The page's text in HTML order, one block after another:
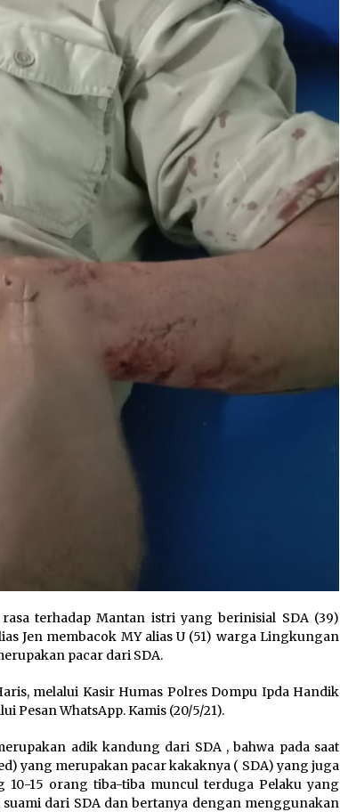
terhadap Mantan istri yang berinisial SDA (39)
Jen membacok MY alias U (51) warga Lingkungan
pacar dari SDA.
melalui Kasir Humas Polres Dompu Ipda Handik
Pesan WhatsApp. Kamis (20/5/21).
adik kandung dari SDA , bahwa pada saat
yang merupakan pacar kakaknya ( SDA) yang juga
15 orang tiba-tiba muncul terduga Pelaku yang
dari SDA dan bertanya dengan menggunakan